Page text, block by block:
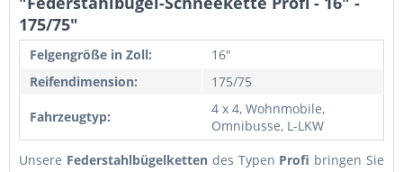
175/75"
Felgengröße in Zoll:
16"
Reifendimension:
175/75
Fahrzeugtyp:
4 x 4, Wohnmobile,
Omnibusse, L-LKW
Unsere Federstahlbügelkettendes Typen Profi bringen Sie